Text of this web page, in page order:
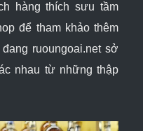
hàng thích sưu tầm
để tham khảo thêm
ruoungoai.net sở
nhau từ những thập